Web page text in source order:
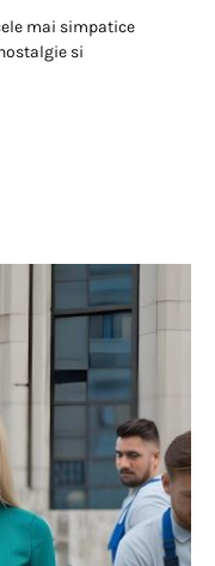
mai simpatice
si